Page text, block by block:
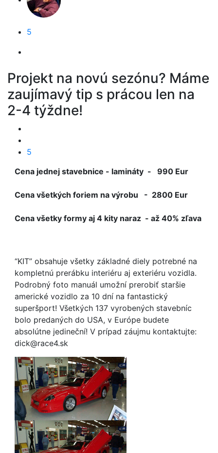
5
Projekt na novú sezónu? Máme
zaujímavý tip s prácou len na
2-4 týždne!
5
Cena jednej stavebnice - lamináty - 990 Eur
Cena všetkých foriem na výrobu - 2800 Eur
Cena všetky formy aj 4 kity naraz - až 40% zľava
“KIT” obsahuje všetky základné diely potrebné na
kompletnú prerábku interiéru aj exteriéru vozidla.
Podrobný foto manuál umožní prerobiť staršie
americké vozidlo za 10 dní na fantastický
superšport! Všetkých 137 vyrobených stavebníc
bolo predaných do USA, v Európe budete
absolútne jedineční! V prípad záujmu kontaktujte:
dick@race4.sk